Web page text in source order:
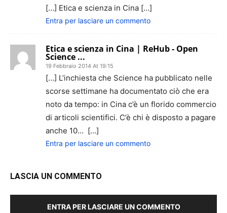
[…] Etica e scienza in Cina […]
Entra per lasciare un commento
Etica e scienza in Cina | ReHub - Open
Science ...
19 Febbraio 2014 At 19:15
[…] L’inchiesta che Science ha pubblicato nelle
scorse settimane ha documentato ciò che era
noto da tempo: in Cina c’è un florido commercio
di articoli scientifici. C’è chi è disposto a pagare
anche 10… […]
Entra per lasciare un commento
LASCIA UN COMMENTO
ENTRA PER LASCIARE UN COMMENTO